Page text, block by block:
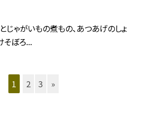
じゃがいもの煮もの、あつあげのしょ
そぼろ...
1 2 3 »